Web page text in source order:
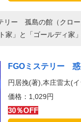
リー 孤島の館（クロー
家」と「ゴールディ家」
FGOミステリー
円居挽(著),本庄雷太(
価格：1,029円
30％OFF